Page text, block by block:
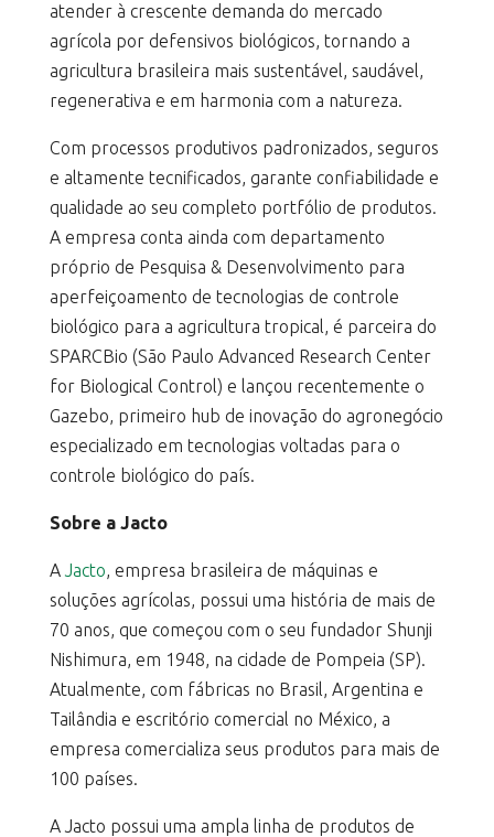
atender à crescente demanda do mercado
agrícola por defensivos biológicos, tornando a
agricultura brasileira mais sustentável, saudável,
regenerativa e em harmonia com a natureza.
Com processos produtivos padronizados, seguros
e altamente tecnificados, garante confiabilidade e
qualidade ao seu completo portfólio de produtos.
A empresa conta ainda com departamento
próprio de Pesquisa & Desenvolvimento para
aperfeiçoamento de tecnologias de controle
biológico para a agricultura tropical, é parceira do
SPARCBio (São Paulo Advanced Research Center
for Biological Control) e lançou recentemente o
Gazebo, primeiro hub de inovação do agronegócio
especializado em tecnologias voltadas para o
controle biológico do país.
Sobre a Jacto
A Jacto, empresa brasileira de máquinas e
soluções agrícolas, possui uma história de mais de
70 anos, que começou com o seu fundador Shunji
Nishimura, em 1948, na cidade de Pompeia (SP).
Atualmente, com fábricas no Brasil, Argentina e
Tailândia e escritório comercial no México, a
empresa comercializa seus produtos para mais de
100 países.
A Jacto possui uma ampla linha de produtos de